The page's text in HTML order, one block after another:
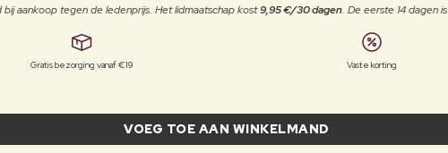
aankoop tegen de ledenprijs. Het lidmaatschap kost9,95 €/30 dagen. De eerste 14 dagen is
Gratis bezorging vanaf €19 Vaste korting
VOEG TOE AAN WINKELMAND